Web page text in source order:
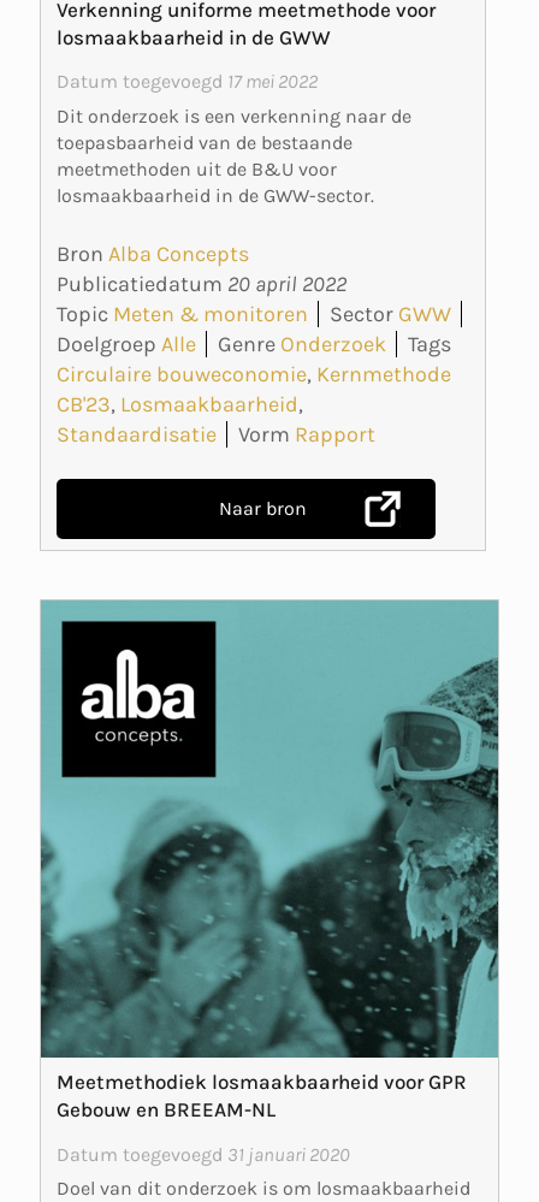
Verkenning uniforme meetmethode voor
losmaakbaarheid in de GWW
Datum toegevoegd 17 mei 2022
Dit onderzoek is een verkenning naar de
toepasbaarheid van de bestaande
meetmethoden uit de B&U voor
losmaakbaarheid in de GWW-sector.
Bron Alba Concepts
Publicatiedatum 20 april 2022
Topic Meten & monitoren Sector GWW
Doelgroep Alle Genre Onderzoek
Tags
Circulaire bouweconomie, Kernmethode
CB'23, Losmaakbaarheid,
Standaardisatie
Vorm Rapport
Naar bron
Meetmethodiek losmaakbaarheid voor GPR
Gebouw en BREEAM-NL
Datum toegevoegd 31 januari 2020
Doel van dit onderzoek is om losmaakbaarheid